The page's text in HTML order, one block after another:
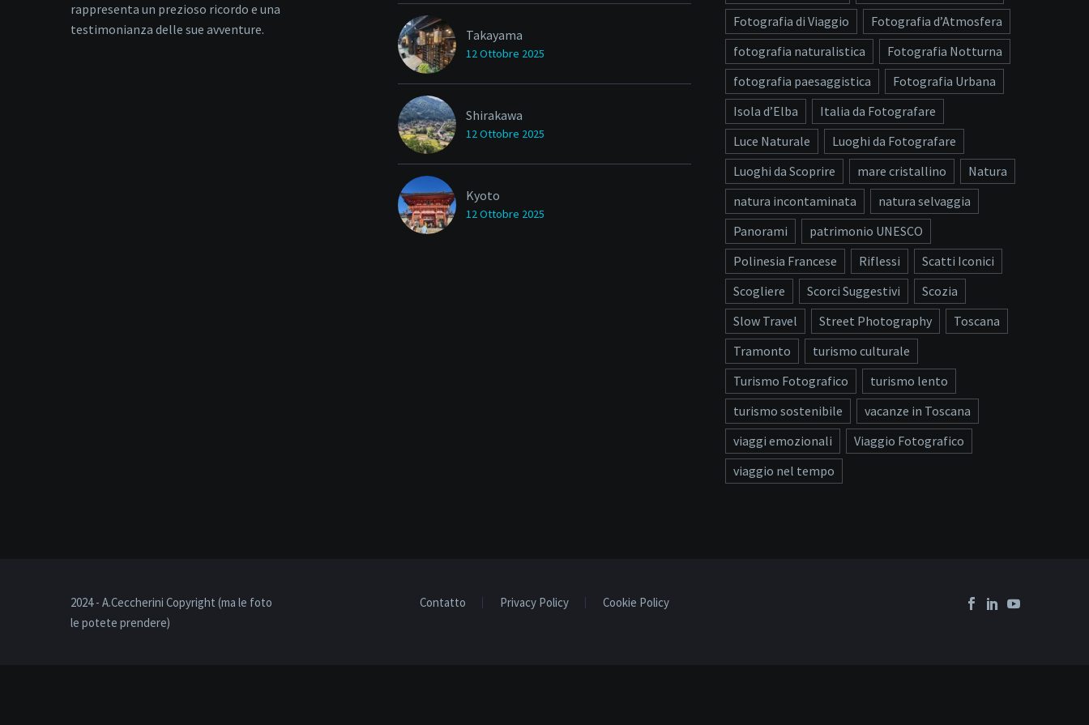
rappresenta un prezioso ricordo e una
testimonianza delle sue avventure.
Takayama
12 Ottobre 2025
Shirakawa
12 Ottobre 2025
Kyoto
12 Ottobre 2025
Fotografia di Viaggio
Fotografia d’Atmosfera
fotografia naturalistica
Fotografia Notturna
fotografia paesaggistica
Fotografia Urbana
Isola d’Elba
Italia da Fotografare
Luce Naturale
Luoghi da Fotografare
Luoghi da Scoprire
mare cristallino
Natura
natura incontaminata
natura selvaggia
Panorami
patrimonio UNESCO
Polinesia Francese
Riflessi
Scatti Iconici
Scogliere
Scorci Suggestivi
Scozia
Slow Travel
Street Photography
Toscana
Tramonto
turismo culturale
Turismo Fotografico
turismo lento
turismo sostenibile
vacanze in Toscana
viaggi emozionali
Viaggio Fotografico
viaggio nel tempo
Contatto Privacy Policy Cookie Policy
2024 - A.Ceccherini Copyright (ma le foto
le potete prendere)